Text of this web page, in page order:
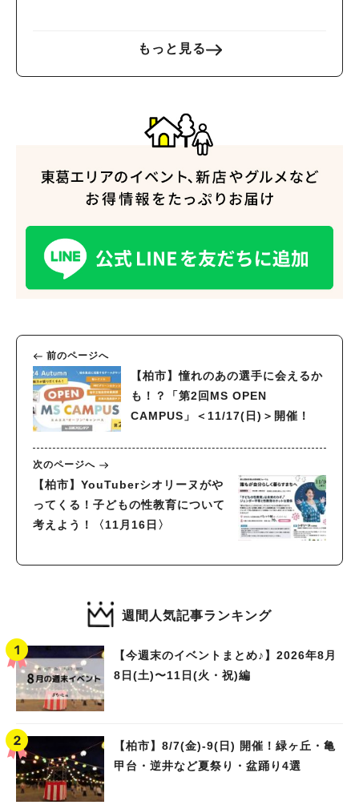
もっと見る
前のページへ
【柏市】憧れのあの選手に会えるか
も！？「第2回MS OPEN
CAMPUS」＜11/17(日)＞開催！
次のページへ
【柏市】YouTuberシオリーヌがや
ってくる！子どもの性教育について
考えよう！〈11月16日〉
週間人気記事ランキング
【今週末のイベントまとめ♪】2026年8月
8日(土)〜11日(火・祝)編
【柏市】8/7(金)‐9(日) 開催！緑ヶ丘・亀
甲台・逆井など夏祭り・盆踊り4選